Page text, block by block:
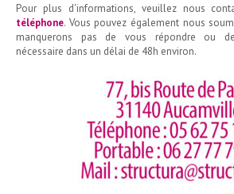
Pour plus d'informations, veuillez nous
téléphone. Vous pouvez également nous
manquerons pas de vous répondre ou
nécessaire dans un délai de 48h environ.